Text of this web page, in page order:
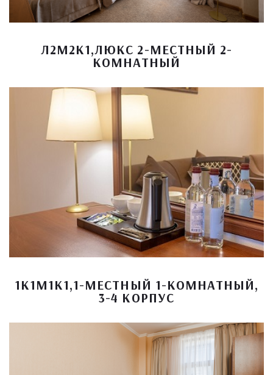
Л2М2К1,ЛЮКС 2-МЕСТНЫЙ 2-
КОМНАТНЫЙ
1К1М1К1,1-МЕСТНЫЙ 1-КОМНАТНЫЙ,
3-4 КОРПУС